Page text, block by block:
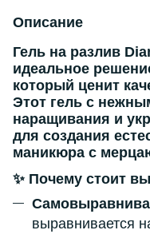
Описание
Гель на разлив
идеальное
который ценит
Этот гель с
наращивания и
для создания
маникюра с
✨ Почему стоит
выравнивается